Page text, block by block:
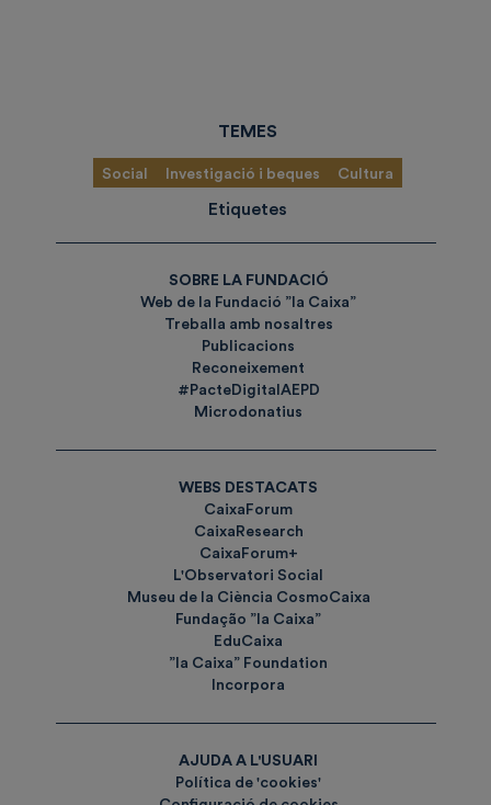
TEMES
Social Investigació i beques Cultura
Etiquetes
SOBRE LA FUNDACIÓ
Web de la Fundació ”la Caixa”
Treballa amb nosaltres
Publicacions
Reconeixement
#PacteDigitalAEPD
Microdonatius
WEBS DESTACATS
CaixaForum
CaixaResearch
CaixaForum+
L'Observatori Social
Museu de la Ciència CosmoCaixa
Fundação ”la Caixa”
EduCaixa
”la Caixa” Foundation
Incorpora
AJUDA A L'USUARI
Política de 'cookies'